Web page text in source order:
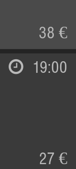
38 €
19:00
27 €